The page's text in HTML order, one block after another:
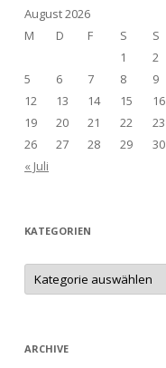
August 2026
M
D F S S
1
2
5
6 7 8 9
12
13 14 15 16
19
20 21 22 23
26
27 28 29 30
« Juli
KATEGORIEN
Kategorien
ARCHIVE